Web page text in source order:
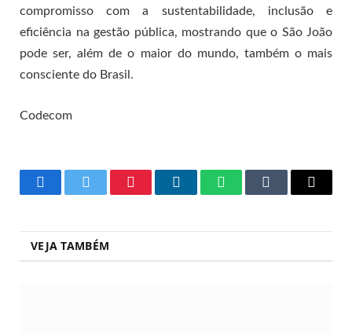
compromisso com a sustentabilidade, inclusão e
eficiência na gestão pública, mostrando que o São João
pode ser, além de o maior do mundo, também o mais
consciente do Brasil.
Codecom
FacebookTwitter PinterestLinkedInWhatsAppTumblr Copy
VEJA TAMBÉM